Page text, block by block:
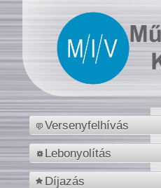
Versenyfelhívás
Lebonyolítás
Díjazás